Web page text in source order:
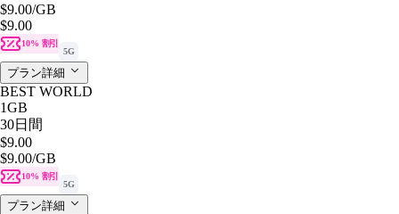
$9.00/GB
$9.00
10% 割引
5G
プラン詳細
BEST WORLD
1GB
30日間
$9.00
$9.00/GB
10% 割引
5G
プラン詳細